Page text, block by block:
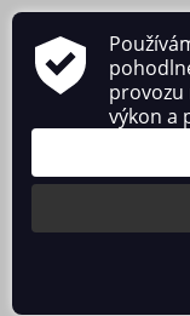
O nás
provozu
výkon a